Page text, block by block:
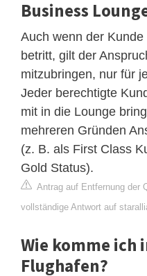
Business
Auch wenn der
betritt, gilt der
mitzubringen, nur für
Jeder berechtigte
mit in die Lounge
mehreren Gründen
(z. B. als First Class
Gold Status).
Antrag auf Entfernung der
vollständige Antwort auf
Wie komme ich
Flughafen?